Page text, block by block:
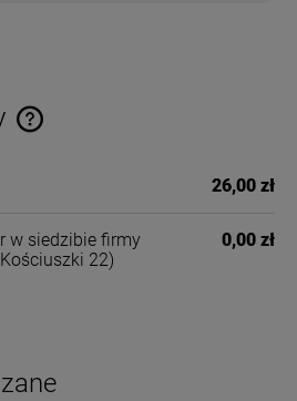
kosztów płatności
26,00 zł
w siedzibie firmy
22)
0,00 zł